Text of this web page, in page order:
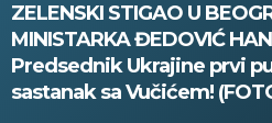
ZELENSKI STIGAO U
MINISTARKA ĐEDOVIĆ
Predsednik Ukrajine prvi
sastanak sa Vučićem!